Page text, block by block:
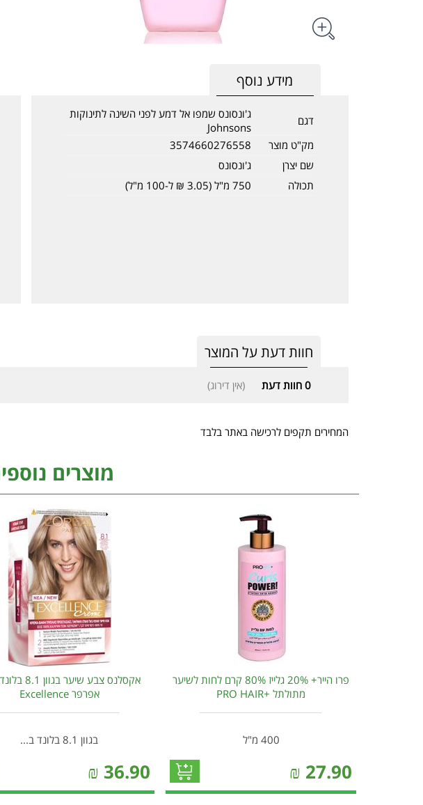
מידע נוסף
דגם
ג'ונסונס שמפו אל דמע לפני השינה לתינוקות
Johnsons
מק"ט מוצר
3574660276558
שם יצרן
ג'ונסונס
תכולה
750 מ"ל (3.05 ₪ ל-100 מ"ל)
חוות דעת על המוצר
0 חוות דעת (אין דירוג)
המחירים תקפים לרכישה באתר בלבד
מוצרים
פרו הייר+ 20% גלייז 80% קרם לחות לשיער
מתולתל +PRO HAIR
400 מ"ל
27.90
₪
אקסלנס צבע שיער
אפרפר Excellence
בגוון 8.1 בלונד ב...
36.90
₪